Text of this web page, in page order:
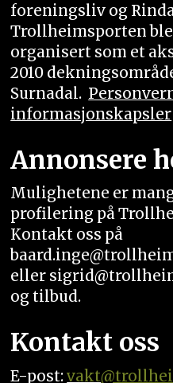
foreningsliv og
Trollheimsporten ble
organisert som et
2010
Surnadal.
informasjonskapsler
Annonsere
Mulighetene er
profilering på
Kontakt oss på
eller
og tilbud.
Kontakt oss
E-post:vakt